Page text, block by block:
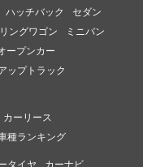
ハッチバック
セダン
ングワゴン
ミニバン
ープンカー
ップトラック
カーリース
種ランキング
タイヤ カーナビ